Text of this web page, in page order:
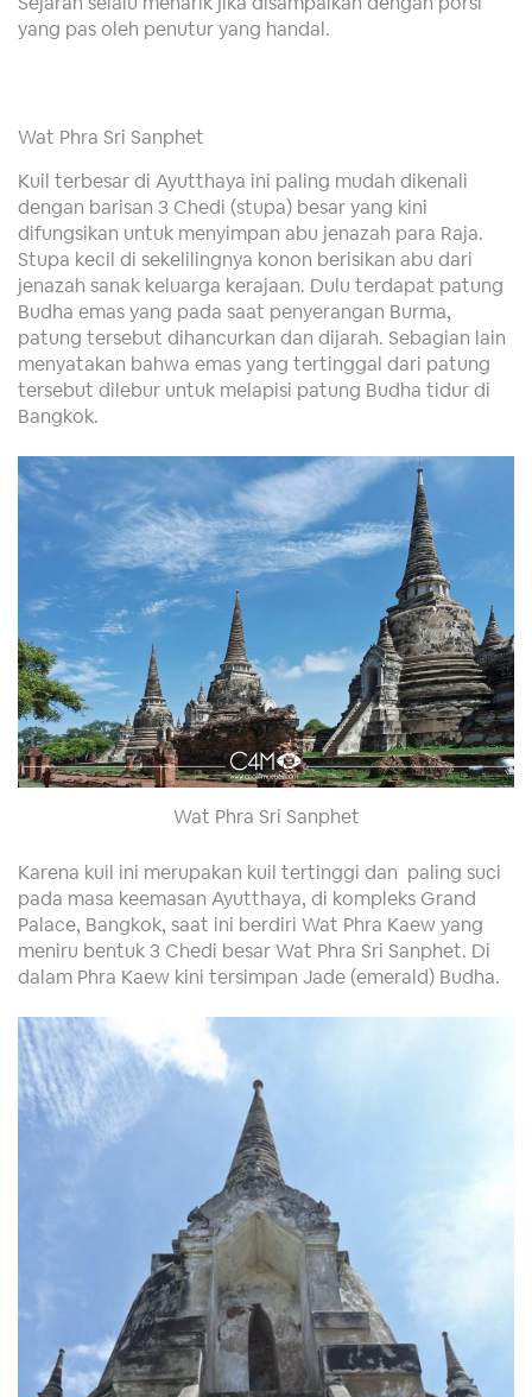
yang pas oleh penutur yang handal.
Wat Phra Sri Sanphet
Kuil terbesar di Ayutthaya ini paling mudah dikenali
dengan barisan 3 Chedi (stupa) besar yang kini
difungsikan untuk menyimpan abu jenazah para Raja.
Stupa kecil di sekelilingnya konon berisikan abu dari
jenazah sanak keluarga kerajaan. Dulu terdapat patung
Budha emas yang pada saat penyerangan Burma,
patung tersebut dihancurkan dan dijarah. Sebagian lain
menyatakan bahwa emas yang tertinggal dari patung
tersebut dilebur untuk melapisi patung Budha tidur di
Bangkok.
Wat Phra Sri Sanphet
Karena kuil ini merupakan kuil tertinggi dan paling suci
pada masa keemasan Ayutthaya, di kompleks Grand
Palace, Bangkok, saat ini berdiri Wat Phra Kaew yang
meniru bentuk 3 Chedi besar Wat Phra Sri Sanphet. Di
dalam Phra Kaew kini tersimpan Jade (emerald) Budha.